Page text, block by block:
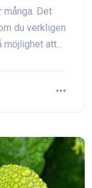
Det
du verkligen
möjlighet att…